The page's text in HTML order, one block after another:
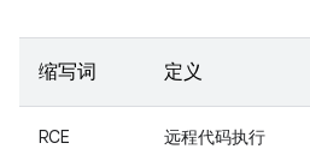
缩写词 定义
RCE 远程代码执行